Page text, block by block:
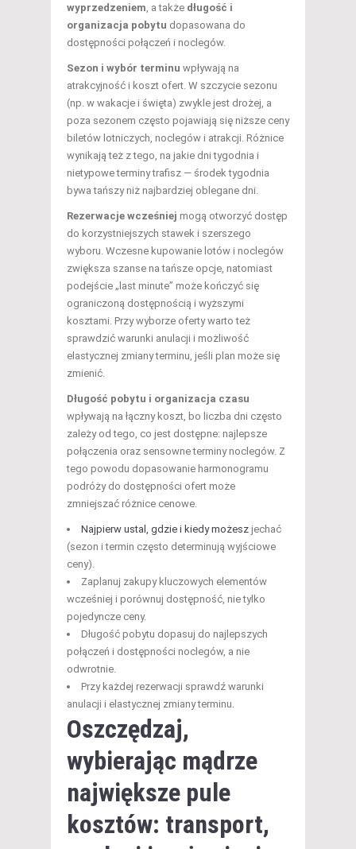
wyprzedzeniem , a także długość i
organizacja pobytu dopasowana do
dostępności połączeń i noclegów.
Sezon i wybór terminu wpływają na
atrakcyjność i koszt ofert. W szczycie sezonu
(np. w wakacje i święta) zwykle jest drożej, a
poza sezonem często pojawiają się niższe ceny
biletów lotniczych, noclegów i atrakcji. Różnice
wynikają też z tego, na jakie dni tygodnia i
nietypowe terminy trafisz — środek tygodnia
bywa tańszy niż najbardziej oblegane dni.
Rezerwacje wcześniej mogą otworzyć dostęp
do korzystniejszych stawek i szerszego
wyboru. Wczesne kupowanie lotów i noclegów
zwiększa szanse na tańsze opcje, natomiast
podejście „last minute” może kończyć się
ograniczoną dostępnością i wyższymi
kosztami. Przy wyborze oferty warto też
sprawdzić warunki anulacji i możliwość
elastycznej zmiany terminu, jeśli plan może się
zmienić.
Długość pobytu i organizacja czasu
wpływają na łączny koszt, bo liczba dni często
zależy od tego, co jest dostępne: najlepsze
połączenia oraz sensowne terminy noclegów. Z
tego powodu dopasowanie harmonogramu
podróży do dostępności ofert może
zmniejszać różnice cenowe.
Najpierw ustal, gdzie i kiedy możesz jechać
(sezon i termin często determinują wyjściowe
ceny).
Zaplanuj zakupy kluczowych elementów
wcześniej i porównuj dostępność, nie tylko
pojedyncze ceny.
Długość pobytu dopasuj do najlepszych
połączeń i dostępności noclegów, a nie
odwrotnie.
Przy każdej rezerwacji sprawdź warunki
anulacji i elastycznej zmiany terminu.
Oszczędzaj,
wybierając mądrze
największe pule
kosztów: transport,